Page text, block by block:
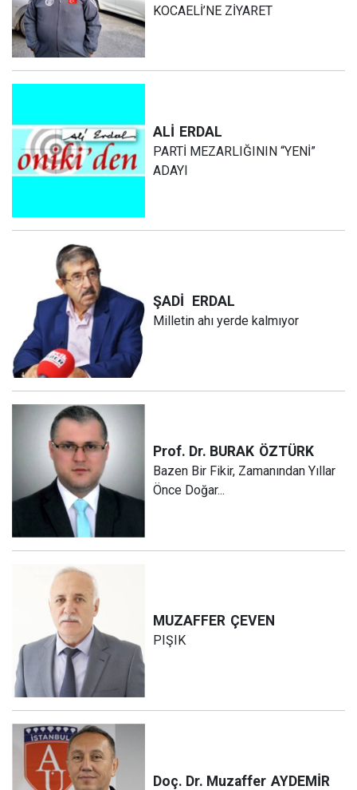
KOCAELİ’NE ZİYARET
ALİ ERDAL
PARTİ MEZARLIĞININ “YENİ”
ADAYI
ŞADİ ERDAL
Milletin ahı yerde kalmıyor
Prof. Dr. BURAK ÖZTÜRK
Bazen Bir Fikir, Zamanından Yıllar
Önce Doğar...
MUZAFFER ÇEVEN
PIŞIK
Doç. Dr. Muzaffer AYDEMİR